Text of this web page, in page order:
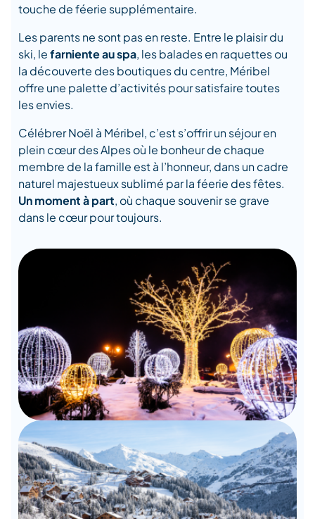
touche de féerie supplémentaire.
Les parents ne sont pas en reste. Entre le plaisir du
ski, lefarniente au spa, les balades en raquettes ou
la découverte des boutiques du centre, Méribel
offre une palette d’activités pour satisfaire toutes
les envies.
Célébrer Noël à Méribel, c’est s’offrir un séjour en
plein cœur des Alpes où le bonheur de chaque
membre de la famille est à l’honneur, dans un cadre
naturel majestueux sublimé par la féerie des fêtes.
Un moment à part, où chaque souvenir se grave
dans le cœur pour toujours.